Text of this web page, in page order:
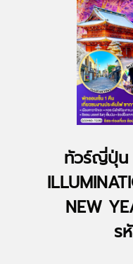
ทัวร์ญี่ปุ่น
NEW
ร